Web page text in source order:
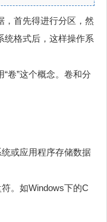
，首先得进行分区，然
统格式后，这样操作系
卷”这个概念。卷和分
或应用程序存储数据
。如Windows下的C